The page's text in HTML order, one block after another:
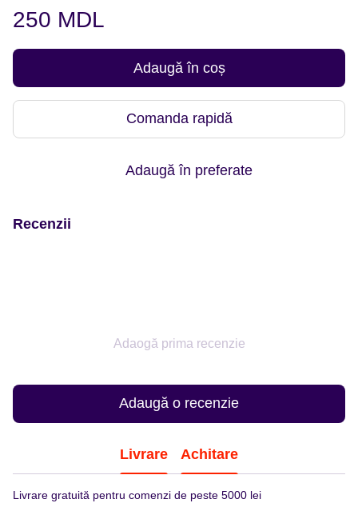
250 MDL
Adaugă în coș
Comanda rapidă
Adaugă în preferate
Recenzii
Adaogă prima recenzie
Adaugă o recenzie
Livrare Achitare
Livrare gratuită pentru comenzi de peste 5000 lei